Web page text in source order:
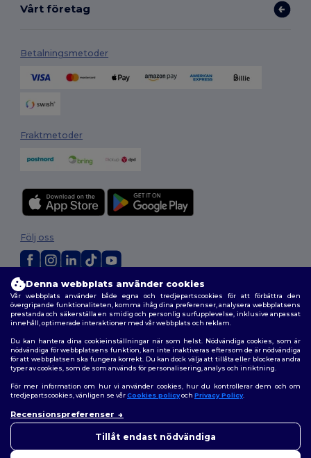
Vårt företag
Betalningsmetoder
Fraktmetoder
2026. Alla rättigheter förbehållna
Allmänna Villkor|Anpassad policy| Integritetspolicy |Policy för cookies
|Karta över webbplatsen
Följ oss
Denna webbplats använder cookies
Vår webbplats använder både egna och tredjepartscookies för att förbättra den
övergripande funktionaliteten, komma ihåg dina preferenser, analysera webbplatsens
prestanda och säkerställa en smidig och personlig surfupplevelse, inklusive anpassat
innehåll, optimerade interaktioner med vår webbplats och reklam.
Du kan hantera dina cookieinställningar när som helst. Nödvändiga cookies, som är
nödvändiga för webbplatsens funktion, kan inte inaktiveras eftersom de är nödvändiga
för att webbplatsen ska fungera korrekt. Du kan dock välja att tillåta eller blockera andra
typer av cookies, som de som används för personalisering, analys och inriktning.
För mer information om hur vi använder cookies, hur du kontrollerar dem och om
tredjepartscookies, vänligen se vårCookies policyoch Privacy Policy.
Recensionspreferenser
Tillåt endast nödvändiga